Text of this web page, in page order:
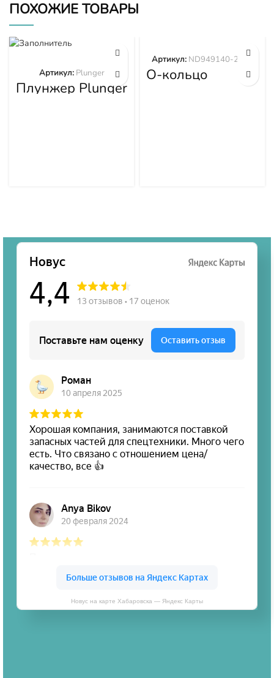
ПОХОЖИЕ ТОВАРЫ
Плунжер Plunger
Артикул: Plunger О-кольцо
ND949140-2570
Артикул: ND949140-2570
Новус на карте Хабаровска — Яндекс Карты